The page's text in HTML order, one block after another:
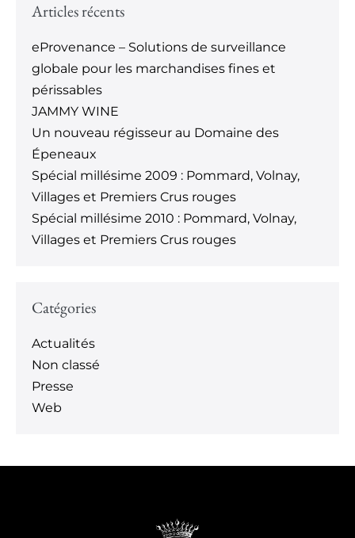
Articles récents
eProvenance – Solutions de surveillance
globale pour les marchandises fines et
périssables
JAMMY WINE
Un nouveau régisseur au Domaine des
Épeneaux
Spécial millésime 2009 : Pommard, Volnay,
Villages et Premiers Crus rouges
Spécial millésime 2010 : Pommard, Volnay,
Villages et Premiers Crus rouges
Catégories
Actualités
Non classé
Presse
Web